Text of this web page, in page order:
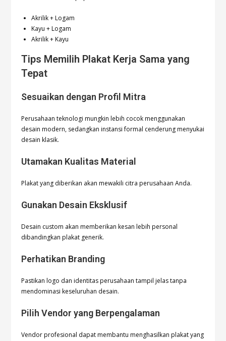
Akrilik + Logam
Kayu + Logam
Akrilik + Kayu
Tips Memilih Plakat Kerja Sama yang
Tepat
Sesuaikan dengan Profil Mitra
Perusahaan teknologi mungkin lebih cocok menggunakan
desain modern, sedangkan instansi formal cenderung menyukai
desain klasik.
Utamakan Kualitas Material
Plakat yang diberikan akan mewakili citra perusahaan Anda.
Gunakan Desain Eksklusif
Desain custom akan memberikan kesan lebih personal
dibandingkan plakat generik.
Perhatikan Branding
Pastikan logo dan identitas perusahaan tampil jelas tanpa
mendominasi keseluruhan desain.
Pilih Vendor yang Berpengalaman
Vendor profesional dapat membantu menghasilkan plakat yang